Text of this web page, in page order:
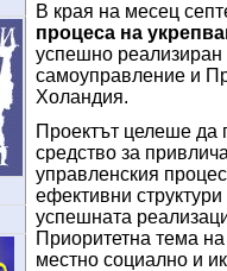
В края на месец
процеса на
успешно
самоуправление и
Холандия.
Проектът целеше да
средство за
управленския
ефективни
успешната
Приоритетна тема
местно социално и